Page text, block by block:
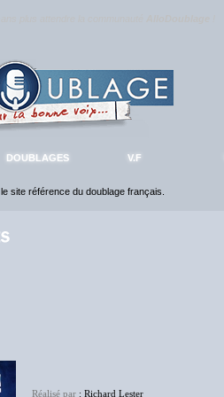
DOUBLAGES V.F
, le site référence du doublage français.
Réalisé par : Richard Lester